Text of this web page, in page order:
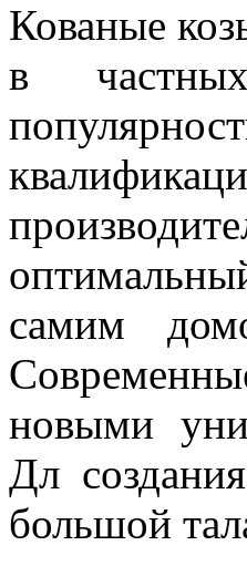
Кованые
в
самим
новыми
Дл
большой